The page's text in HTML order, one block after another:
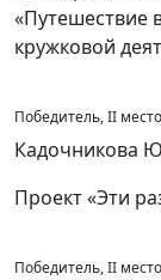
«Путешествие
кружковой
Победитель, II место
Кадочникова
Проект «Эти
Победитель, II место